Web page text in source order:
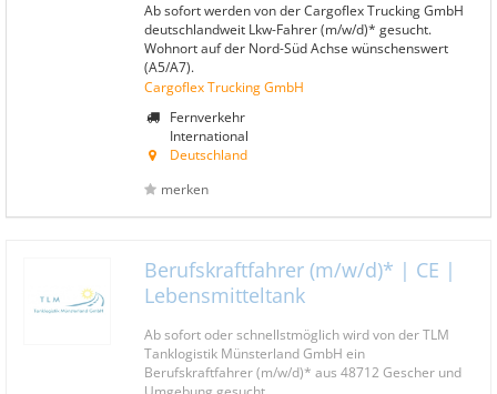
Ab sofort werden von der Cargoflex Trucking GmbH
deutschlandweit Lkw-Fahrer (m/w/d)* gesucht.
Wohnort auf der Nord-Süd Achse wünschenswert
(A5/A7).
Cargoflex Trucking GmbH
Fernverkehr
International
Deutschland
merken
Berufskraftfahrer (m/w/d)* | CE |
Lebensmitteltank
Ab sofort oder schnellstmöglich wird von der TLM
Tanklogistik Münsterland GmbH ein
Berufskraftfahrer (m/w/d)* aus 48712 Gescher und